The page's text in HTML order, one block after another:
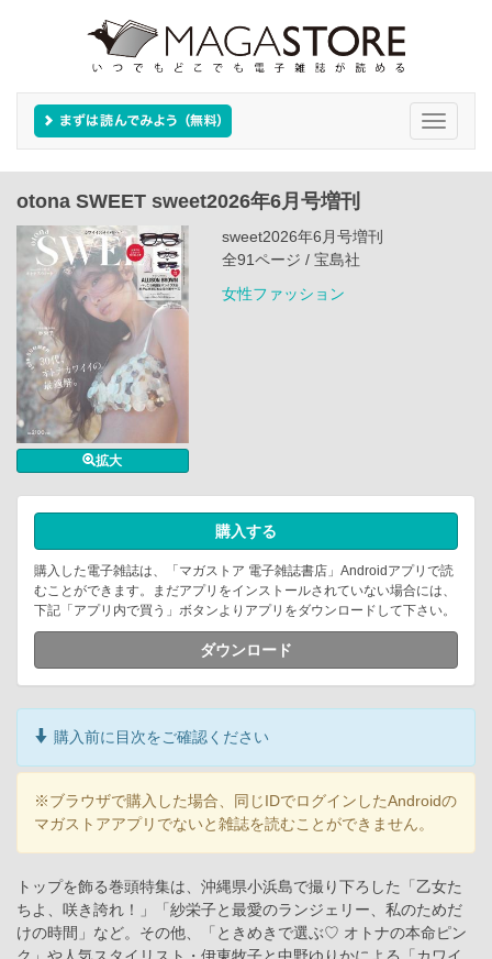
Toggle
otona SWEET sweet2026年6月号増刊
拡大
sweet2026年6月号増刊
全91ページ / 宝島社
女性ファッション
購入する
購入した電子雑誌は、「マガストア 電子雑誌書店」Androidアプリで読
むことができます。まだアプリをインストールされていない場合には、
下記「アプリ内で買う」ボタンよりアプリをダウンロードして下さい。
ダウンロード
購入前に目次をご確認ください
※ブラウザで購入した場合、同じIDでログインしたAndroidの
マガストアアプリでないと雑誌を読むことができません。
トップを飾る巻頭特集は、沖縄県小浜島で撮り下ろした「乙女た
ちよ、咲き誇れ！」「紗栄子と最愛のランジェリー、私のためだ
けの時間」など。その他、「ときめきで選ぶ♡ オトナの本命ピン
ク」や人気スタイリスト・伊東牧子と中野ゆりかによる「カワイ